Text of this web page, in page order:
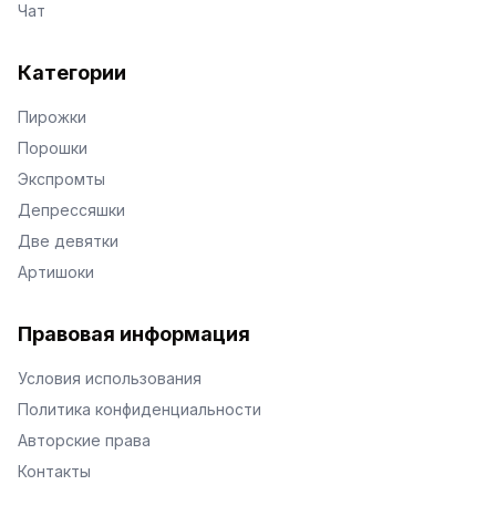
Чат
Категории
Пирожки
Порошки
Экспромты
Депрессяшки
Две девятки
Артишоки
Правовая информация
Условия использования
Политика конфиденциальности
Авторские права
Контакты